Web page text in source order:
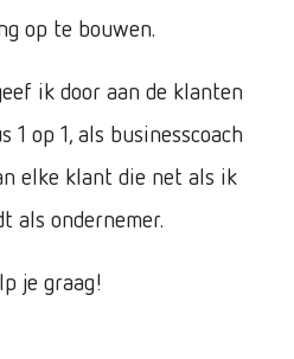
op te bouwen.
ik door aan de klanten
1 op 1, als businesscoach
elke klant die net als ik
als ondernemer.
je graag!